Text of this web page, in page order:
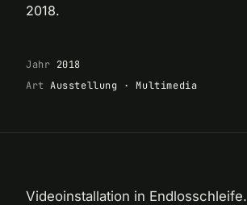
2018.
Jahr 2018
Art Ausstellung · Multimedia
Videoinstallation in Endlosschleife.